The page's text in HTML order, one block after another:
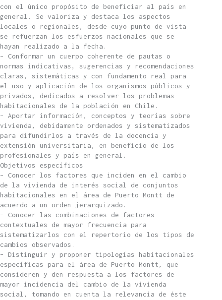
con el único propósito de beneficiar al país en
general. Se valoriza y destaca los aspectos
locales o regionales, desde cuyo punto de vista
se refuerzan los esfuerzos nacionales que se
hayan realizado a la fecha.
– Conformar un cuerpo coherente de pautas o
normas indicativas, sugerencias y recomendaciones
claras, sistemáticas y con fundamento real para
el uso y aplicación de los organismos públicos y
privados, dedicados a resolver los problemas
habitacionales de la población en Chile.
– Aportar información, conceptos y teorías sobre
vivienda, debidamente ordenados y sistematizados
para difundirlos a través de la docencia y
extensión universitaria, en beneficio de los
profesionales y país en general.
Objetivos específicos
– Conocer los factores que inciden en el cambio
de la vivienda de interés social de conjuntos
habitacionales en el área de Puerto Montt de
acuerdo a un orden jerarquizado.
– Conocer las combinaciones de factores
contextuales de mayor frecuencia para
sistematizarlos con el repertorio de los tipos de
cambios observados.
– Distinguir y proponer tipologías habitacionales
específicas para el área de Puerto Montt, que
consideren y den respuesta a los factores de
mayor incidencia del cambio de la vivienda
social, tomando en cuenta la relevancia de éste